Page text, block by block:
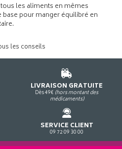
les aliments en mêmes
base pour manger équilibré en
les conseils
LIVRAISON GRATUITE
Dès 49€ (hors montant des
médicaments)
SERVICE CLIENT
09 72 09 30 00